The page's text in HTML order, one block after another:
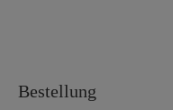
Bestellung